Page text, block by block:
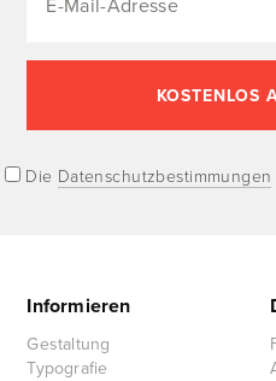
Die Datenschutzbestimmungen
Informieren
Gestaltung
Typografie